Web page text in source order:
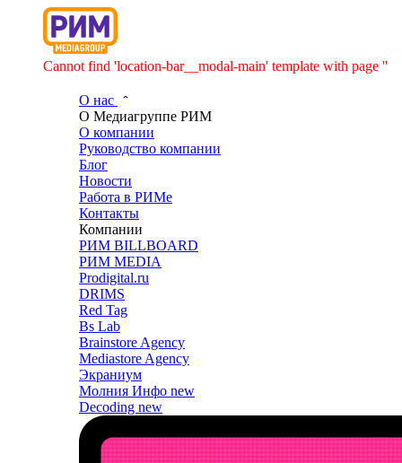
Cannot find 'location-bar__modal-main' template with page ''
О нас
О Медиагруппе РИМ
О компании
Руководство компании
Блог
Новости
Работа в РИМе
Контакты
Компании
РИМ BILLBOARD
РИМ MEDIA
Prodigital.ru
DRIMS
Red Tag
Bs Lab
Brainstore Agency
Mediastore Agency
Экраниум
Молния Инфо new
Decoding new